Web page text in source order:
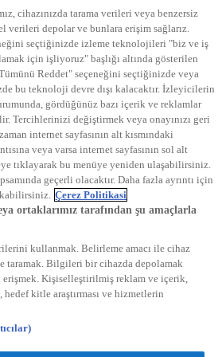
cihazınızda tarama verileri veya benzersiz
verileri depolar ve bunlara erişim sağlarız.
seçtiğinizde izleme teknolojileri "biz ve iş
için işliyoruz" başlığı altında gösterilen
Reddet" seçeneğini seçtiğinizde veya
bu teknoloji devre dışı kalacaktır. İzleyicilerin
gördüğünüz bazı içerik ve reklamlar
Tercihlerinizi değiştirmek veya onayınızı geri
internet sayfasının alt kısmındaki
veya varsa internet sayfasının sol alt
tıklayarak bu menüye yeniden ulaşabilirsiniz.
geçerli olacaktır. Daha fazla ayrıntı için
Çerez Politikasi
ortaklarımız tarafından şu amaçlarla
kullanmak. Belirleme amacı ile cihaz
Bilgileri bir cihazda depolamak
erişmek. Kişiselleştirilmiş reklam ve içerik,
kitle araştırması ve hizmetlerin